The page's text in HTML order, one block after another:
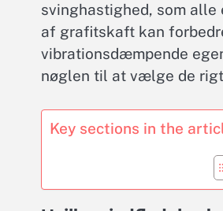
svinghastighed, som
af grafitskaft kan
vibrationsdæmpende
nøglen til at vælge de
Key sections in the